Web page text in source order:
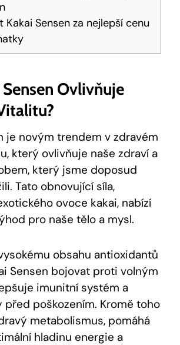
⁣Kakai ​Sensen za nejlepší cenu
Sensen Ovlivňuje
je novým trendem v zdravém
který ovlivňuje ‌naše zdraví​ a
který jsme ⁤doposud
Tato obnovující ​síla,
‌ovoce kakai, nabízí⁢
pro naše tělo a mysl.
obsahu antioxidantů
​Sensen bojovat proti volným
imunitní systém a
‍před⁣ poškozením. Kromě toho
metabolismus, pomáhá
hladinu energie a